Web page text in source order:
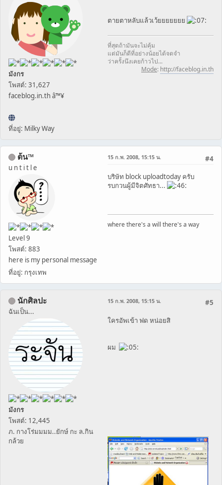
มังกร
โพสต์: 31,627
faceblog.in.th â™¥
ที่อยู่: Milky Way
ตายตาหลับแล้วเว้ยยยยยยย
ที่สุดถ้ามันจะไม่คุ้ม
แต่มันก็ดีที่อย่างน้อยได้จดจำ
ว่าครั้งนึงเคยก้าวไป...
Mode: http://faceblog.in.th
ต้น™
u n t i t l e
Level 9
โพสต์: 883
here is my personal message
ที่อยู่: กรุงเทพ
#4
15 ก.พ. 2008, 15:15 น.
บริษัท block uploadtoday ครับ
รบกวนผู้มีจิตศัทธา...
where there's a will there's a way
นักศิลปะ
ฉันเป็น...
มังกร
โพสต์: 12,445
ภ. กางโร่มมมม..ยักษ์ กะ ล.กิน
กล้วย
#5
15 ก.พ. 2008, 15:15 น.
ใครอัพเข้า ฟด หน่อยสิ
ผม